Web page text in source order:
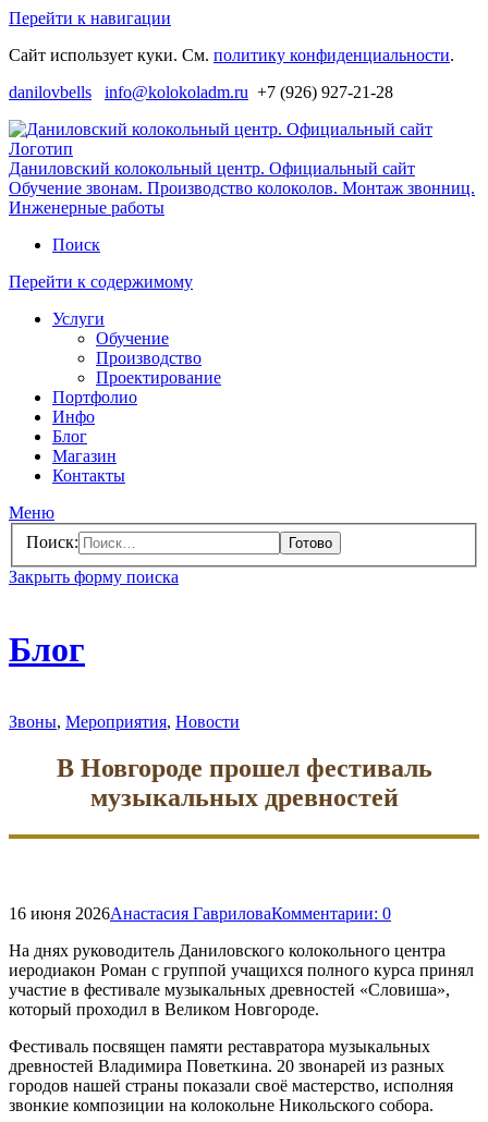
Перейти к навигации
Сайт использует куки. См. политику конфиденциальности.
danilovbells
info@kolokoladm.ru +7 (926) 927-21-28
Даниловский колокольный центр. Официальный сайт
Обучение звонам. Производство колоколов. Монтаж звонниц.
Инженерные работы
Поиск
Перейти к содержимому
Услуги
Обучение
Производство
Проектирование
Портфолио
Инфо
Блог
Магазин
Контакты
Меню
Поиск:
Закрыть форму поиска
Блог
Звоны, Мероприятия, Новости
В Новгороде прошел фестиваль
музыкальных древностей
16 июня 2026Анастасия ГавриловаКомментарии: 0
На днях руководитель Даниловского колокольного центра
иеродиакон Роман с группой учащихся полного курса принял
участие в фестивале музыкальных древностей «Словиша»,
который проходил в Великом Новгороде.
Фестиваль посвящен памяти реставратора музыкальных
древностей Владимира Поветкина. 20 звонарей из разных
городов нашей страны показали своё мастерство, исполняя
звонкие композиции на колокольне Никольского собора.